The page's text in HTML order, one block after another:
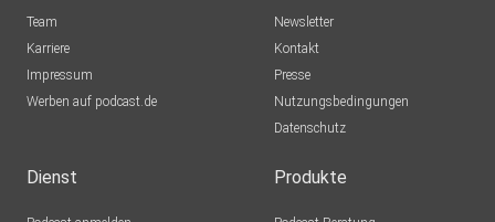
Team
Karriere
Impressum
Werben auf podcast.de
Newsletter
Kontakt
Presse
Nutzungsbedingungen
Datenschutz
Dienst Produkte